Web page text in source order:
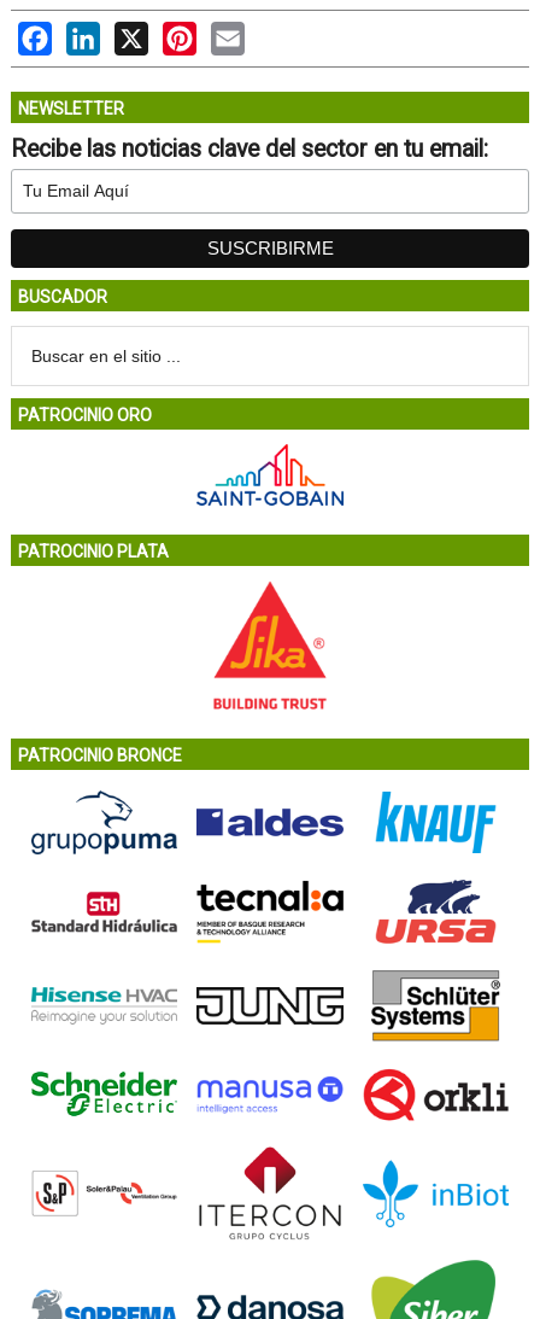
FacebookLinkedIn
X PinterestEmail
NEWSLETTER
Recibe las noticias clave del sector en tu email:
BUSCADOR
PATROCINIO ORO
PATROCINIO PLATA
PATROCINIO BRONCE